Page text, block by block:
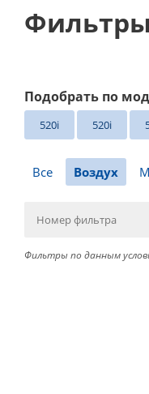
Подобрать по
520i 520i
Все Воздух
Фильтры по данным